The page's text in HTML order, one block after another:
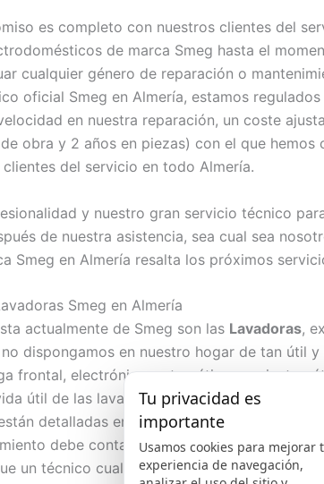
es completo con nuestros clientes del
de marca Smeg hasta el
cualquier género de reparación o
oficial Smeg en Almería, estamos
en nuestra reparación, un coste
obra y 2 años en piezas) con el que
del servicio en todo Almería.
y nuestro gran servicio técnico
de nuestra asistencia, sea cual sea
Smeg en Almería resalta los próximos
Smeg en Almería
actualmente de Smeg son las Lavadoras,
dispongamos en nuestro hogar de tan útil
frontal, electrónica, automática,
útil de las lavadoras, es necesario cumplir
detalladas en el manual de instrucciones
debe contactar con un servicio técnico
un técnico cualificado realice una revisión o
Tu privacidad es
importante
Usamos cookies para mejorar
experiencia de navegación,